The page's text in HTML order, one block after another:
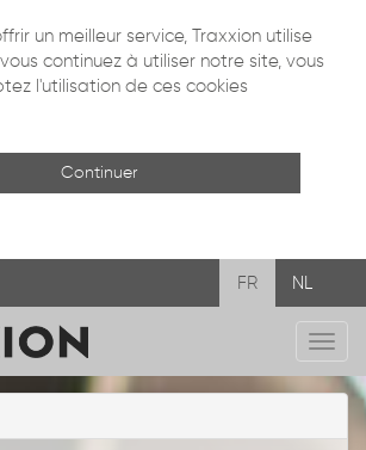
un meilleur service, Traxxion utilise
continuez à utiliser notre site, vous
l'utilisation de ces cookies
Continuer
FR NL